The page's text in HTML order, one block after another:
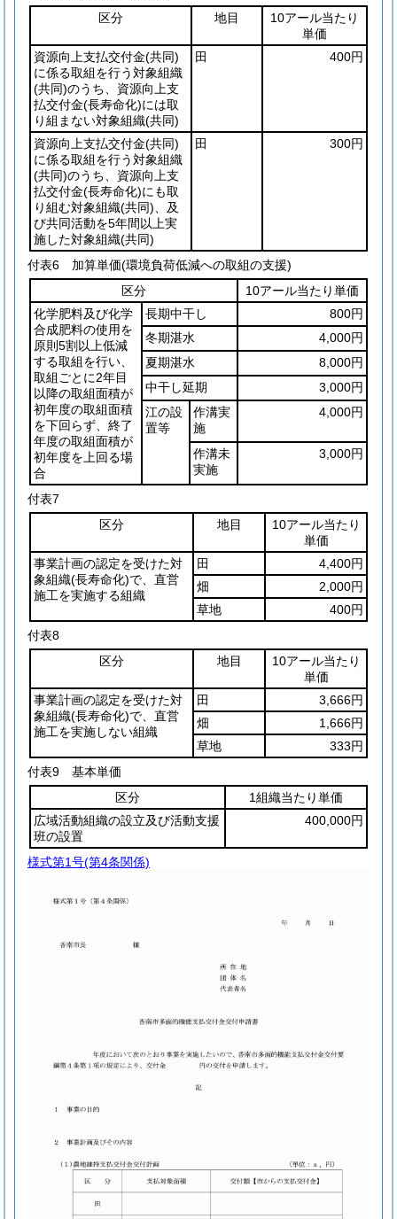
区分
地目
10アール当たり
単価
資源向上支払交付金(共同)
に係る取組を行う対象組織
(共同)のうち、資源向上支
払交付金(長寿命化)には取
り組まない対象組織(共同)
田 400円
資源向上支払交付金(共同)
に係る取組を行う対象組織
(共同)のうち、資源向上支
払交付金(長寿命化)にも取
り組む対象組織(共同) 、及
び共同活動を5年間以上実
施した対象組織(共同)
田 300円
付表6 加算単価(環境負荷低減への取組の支援)
区分
10アール当たり単価
化学肥料及び化学
合成肥料の使用を
原則5割以上低減
する取組を行い、
取組ごとに2年目
以降の取組面積が
初年度の取組面積
を下回らず、終了
年度の取組面積が
初年度を上回る場
合
長期中干し
800円
冬期湛水
4,000円
夏期湛水
8,000円
中干し延期
3,000円
江の設
置等
作溝実
施
4,000円
作溝未
実施
3,000円
付表7
区分
地目
10アール当たり
単価
事業計画の認定を受けた対
象組織(長寿命化)で、直営
施工を実施する組織
田
4,400円
畑
2,000円
草地
400円
付表8
区分
地目
10アール当たり
単価
事業計画の認定を受けた対
象組織(長寿命化)で、直営
施工を実施しない組織
田
3,666円
畑
1,666円
草地
333円
付表9 基本単価
区分
1組織当たり単価
広域活動組織の設立及び活動支援
班の設置
400,000円
様式第1号(第4条関係)